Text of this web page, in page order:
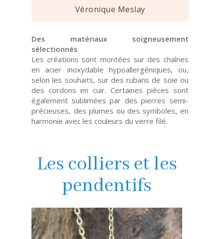
Véronique Meslay
Des matériaux soigneusement
sélectionnés
Les créations sont montées sur des chaînes
en acier inoxydable hypoallergéniques, ou,
selon les souhaits, sur des rubans de soie ou
des cordons en cuir. Certaines pièces sont
également sublimées par des pierres semi-
précieuses, des plumes ou des symboles, en
harmonie avec les couleurs du verre filé.
Les colliers et les
pendentifs